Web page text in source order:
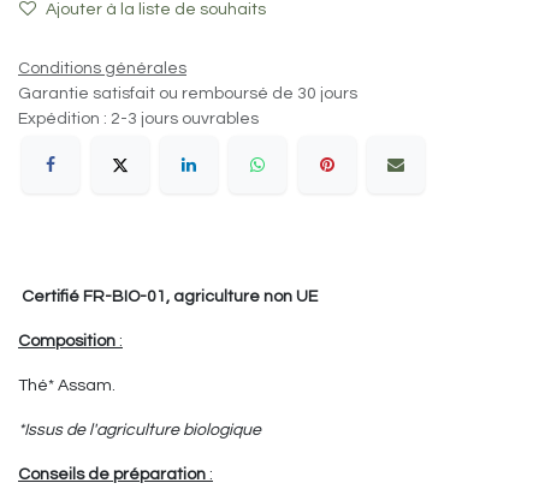
Ajouter à la liste de souhaits
Conditions générales
Garantie satisfait ou remboursé de 30 jours
Expédition : 2-3 jours ouvrables
Certifié FR-BIO-01, agriculture non UE
Composition :
Thé* Assam.
*Issus de l'agriculture biologique
Conseils de préparation :